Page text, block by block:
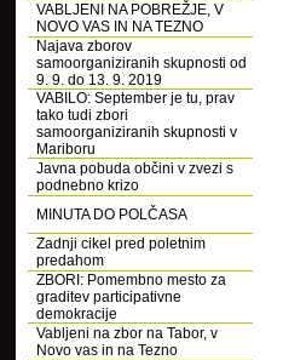
VABLJENI NA POBREŽJE, V
NOVO VAS IN NA TEZNO
Najava zborov
samoorganiziranih skupnosti od
9. 9. do 13. 9. 2019
VABILO: September je tu, prav
tako tudi zbori
samoorganiziranih skupnosti v
Mariboru
Javna pobuda občini v zvezi s
podnebno krizo
MINUTA DO POLČASA
Zadnji cikel pred poletnim
predahom
ZBORI: Pomembno mesto za
graditev participativne
demokracije
Vabljeni na zbor na Tabor, v
Novo vas in na Tezno